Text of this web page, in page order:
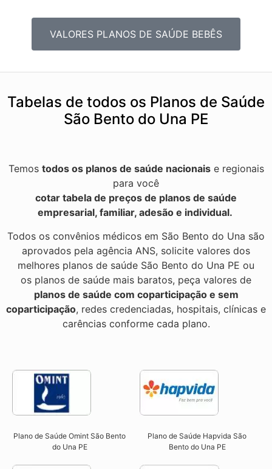
VALORES PLANOS DE SAÚDE BEBÊS
Tabelas de todos os Planos de Saúde
São Bento do Una PE
Temos todos os planos de saúde nacionaise regionais
para você
cotar tabela de preços de planos de saúde
empresarial, familiar, adesão e individual.
Todos os convênios médicos em São Bento do Una são
aprovados pela agência ANS, solicite valores dos
melhores planos de saúde São Bento do Una PE ou
os planos de saúde mais baratos, peça valores de
planos de saúde com coparticipação e sem
coparticipação, redes credenciadas, hospitais, clínicas e
carências conforme cada plano.
Plano de Saúde Omint São Bento
do Una PE​
Plano de Saúde Hapvida São
Bento do Una PE​